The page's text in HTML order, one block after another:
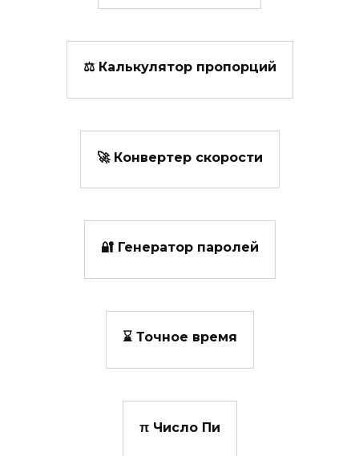
⚖ Калькулятор пропорций
🚀 Конвертер скорости
🔐 Генератор паролей
⌛ Точное время
π Число Пи